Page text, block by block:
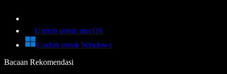
Unduh untuk macOS
Unduh untuk Windows
Bacaan Rekomendasi